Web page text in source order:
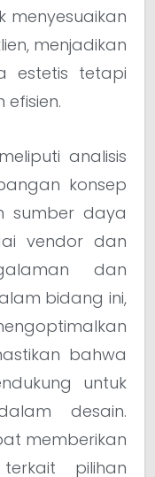
menyesuaikan
menjadikan
estetis tetapi
analisis
konsep
sumber daya
vendor dan
dan
bidang ini,
bahwa
untuk
desain.
memberikan
pilihan